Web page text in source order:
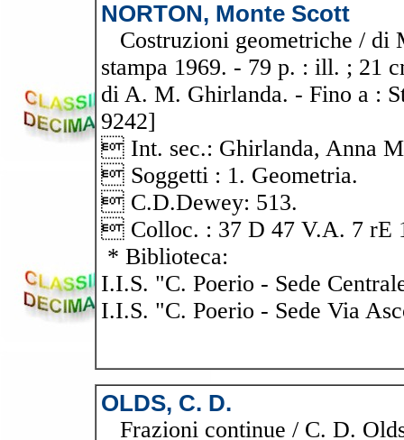
NORTON, Monte Scott
Costruzioni geometriche / di
stampa 1969. - 79 p. : ill. ; 21
di A. M. Ghirlanda. - Fino a :
9242]
 Int. sec.: Ghirlanda, Anna
 Soggetti : 1. Geometria.
 C.D.Dewey: 513.
 Colloc. : 37 D 47 V.A. 7 rE
* Biblioteca:
I.I.S. "C. Poerio - Sede
I.I.S. "C. Poerio - Sede Via
OLDS, C. D.
Frazioni continue / C. D.